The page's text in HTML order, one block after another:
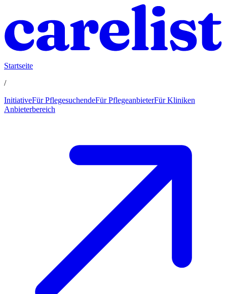
Startseite
/
InitiativeFür PflegesuchendeFür PflegeanbieterFür Kliniken
Anbieterbereich